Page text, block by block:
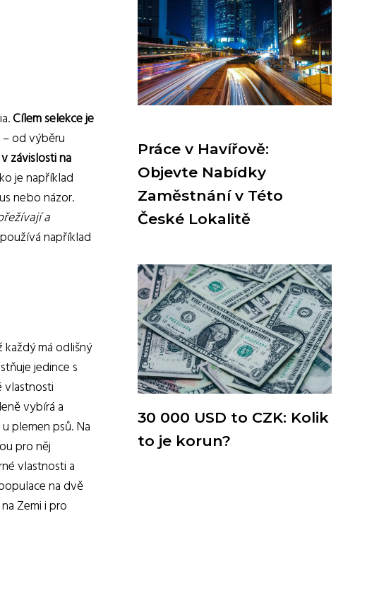
Cílem selekce je
od výběru
závislosti na
je například
nebo názor.
a
například
má odlišný
jedince s
vlastnosti
vybírá a
plemen psů. Na
pro něj
vlastnosti a
na dvě
Zemi i pro
Práce v Havířově:
Objevte Nabídky
Zaměstnání v Této
České Lokalitě
30 000 USD to CZK: Kolik
to je korun?